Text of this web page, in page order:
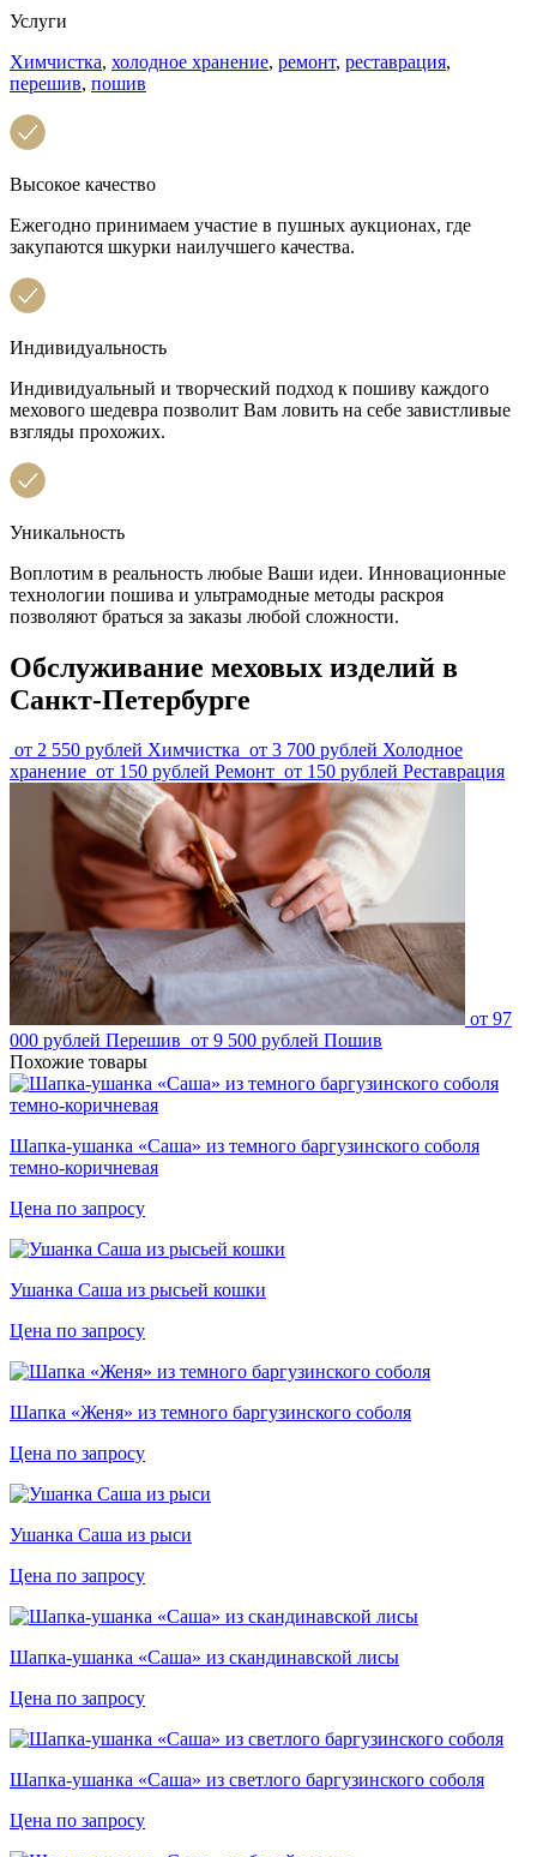
Услуги
Химчистка, холодное хранение, ремонт, реставрация,
перешив, пошив
Высокое качество
Ежегодно принимаем участие в пушных аукционах, где
закупаются шкурки наилучшего качества.
Индивидуальность
Индивидуальный и творческий подход к пошиву каждого
мехового шедевра позволит Вам ловить на себе завистливые
взгляды прохожих.
Уникальность
Воплотим в реальность любые Ваши идеи. Инновационные
технологии пошива и ультрамодные методы раскроя
позволяют браться за заказы любой сложности.
Обслуживание меховых изделий в
Санкт-Петербурге
от 2 550 рублей Химчистка от 3 700 рублей Холодное
хранение от 150 рублей Ремонт от 150 рублей Реставрация
от 97
000 рублей Перешив от 9 500 рублей Пошив
Похожие товары
Шапка-ушанка «Саша» из темного баргузинского соболя
темно-коричневая
Цена по запросу
Ушанка Саша из рысьей кошки
Цена по запросу
Шапка «Женя» из темного баргузинского соболя
Цена по запросу
Ушанка Саша из рыси
Цена по запросу
Шапка-ушанка «Саша» из скандинавской лисы
Цена по запросу
Шапка-ушанка «Саша» из светлого баргузинского соболя
Цена по запросу